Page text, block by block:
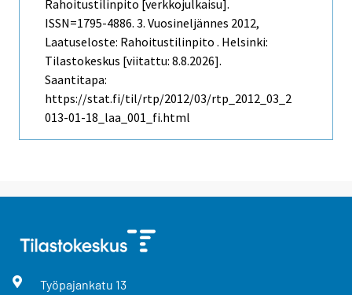
Rahoitustilinpito [verkkojulkaisu].
ISSN=1795-4886. 3. Vuosineljännes 2012,
Laatuseloste: Rahoitustilinpito . Helsinki:
Tilastokeskus [viitattu: 8.8.2026].
Saantitapa:
https://stat.fi/til/rtp/2012/03/rtp_2012_03_2
013-01-18_laa_001_fi.html
Työpajankatu 13